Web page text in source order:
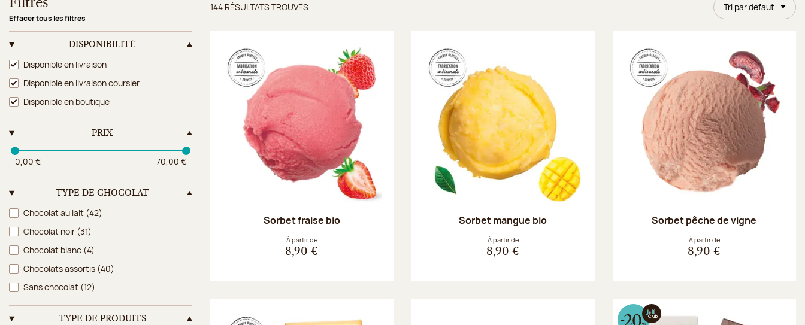
Filtres
Effacer tous les filtres
DISPONIBILITÉ
Disponibilité
Disponible en livraison
Disponible en livraison coursier
Disponible en boutique
PRIX
0,00 € 70,00 €
TYPE DE CHOCOLAT
Type de chocolat
Chocolat au lait (42)
Chocolat noir (31)
Chocolat blanc (4)
Chocolats assortis (40)
Sans chocolat (12)
TYPE DE PRODUITS
Tri par défaut
Résultats trouvés
144 RÉSULTATS TROUVÉS
Sorbet fraise bio
À partir de
8,90 €
Sorbet mangue bio
À partir de
8,90 €
Sorbet pêche de vigne
À partir de
8,90 €